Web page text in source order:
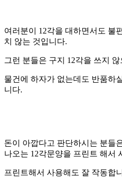
여러분이 12각을 대하면서도 불
치 않는 것입니다.
그런 분들은 구지 12각을 쓰지
물건에 하자가 없는데도 반품하
니다.
돈이 아깝다고 판단하시는 분들
나오는 12각문양을 프린트 해서
프린트해서 사용해도 잘 작동합